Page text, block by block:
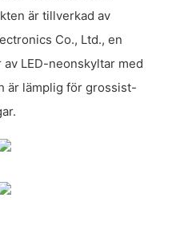
är tillverkad av
Co., Ltd., en
LED-neonskyltar med
är lämplig för grossist-